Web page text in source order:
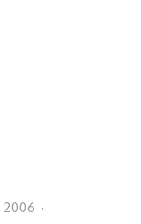
VZLAWIFI en enero 28, 2006 ·